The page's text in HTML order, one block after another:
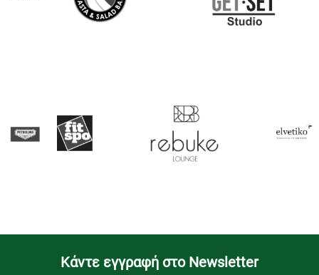
Kάντε εγγραφή στο Newsletter